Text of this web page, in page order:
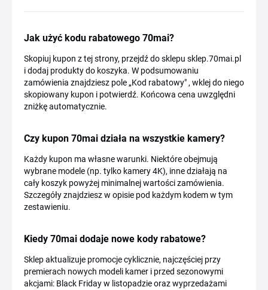
Jak użyć kodu rabatowego 70mai?
Skopiuj kupon z tej strony, przejdź do sklepu sklep.70mai.pl
i dodaj produkty do koszyka. W podsumowaniu
zamówienia znajdziesz pole „Kod rabatowy" , wklej do niego
skopiowany kupon i potwierdź. Końcowa cena uwzględni
zniżkę automatycznie.
Czy kupon 70mai działa na wszystkie kamery?
Każdy kupon ma własne warunki. Niektóre obejmują
wybrane modele (np. tylko kamery 4K), inne działają na
cały koszyk powyżej minimalnej wartości zamówienia.
Szczegóły znajdziesz w opisie pod każdym kodem w tym
zestawieniu.
Kiedy 70mai dodaje nowe kody rabatowe?
Sklep aktualizuje promocje cyklicznie, najczęściej przy
premierach nowych modeli kamer i przed sezonowymi
akcjami: Black Friday w listopadzie oraz wyprzedażami